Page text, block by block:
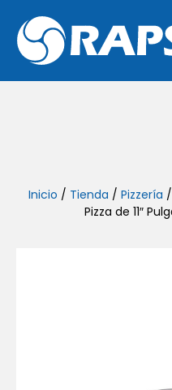
Inicio / Tienda / Pizzería /
Pizza de 11″